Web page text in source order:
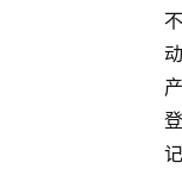
不
动
产
登
记